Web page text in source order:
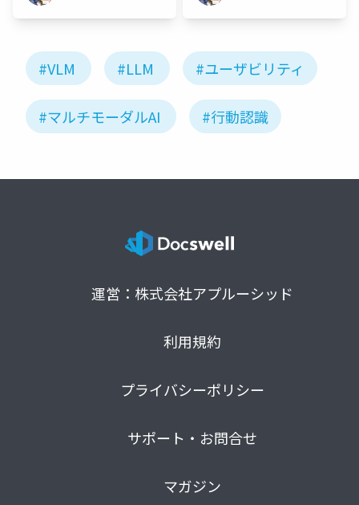
#VLM #LLM #ユーザビリティ
#マルチモーダルAI #行動認識
運営：株式会社アプルーシッド
利用規約
プライバシーポリシー
サポート・お問合せ
マガジン